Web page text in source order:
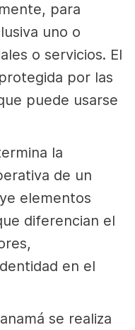
para
uno o
o servicios. El
por las
puede usarse
la
de un
elementos
diferencian el
en el
se realiza